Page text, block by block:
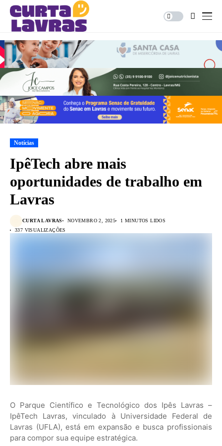
Notícias
IpêTech abre mais
oportunidades de trabalho em
Lavras
CURTA LAVRAS NOVEMBRO 2, 2025
1 MINUTOS LIDOS
337 VISUALIZAÇÕES
O Parque Científico e Tecnológico dos Ipês Lavras –
IpêTech Lavras, vinculado à Universidade Federal de
Lavras (UFLA), está em expansão e busca profissionais
para compor sua equipe estratégica.